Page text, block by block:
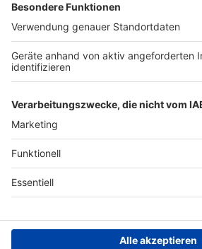
Archiv
ANTENNE BAYERN GROUP
Stiftung ANTENNE BAYERN
hilft
Teilnahmebedingungen
Grounding Page ANTENNE
BAYERN
Datenschutz­erklärung
einstellungen